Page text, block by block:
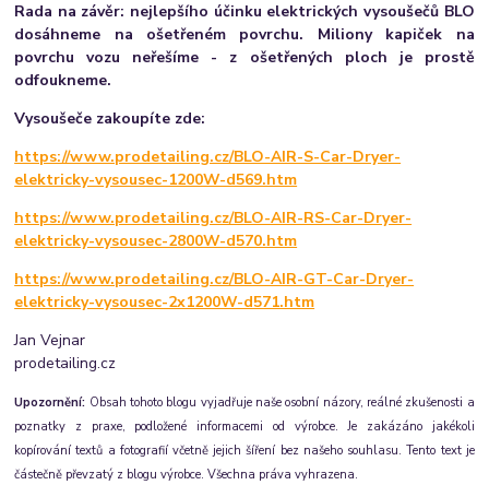
Rada na závěr: nejlepšího účinku elektrických vysoušečů BLO
dosáhneme na ošetřeném povrchu. Miliony kapiček na
povrchu vozu neřešíme - z ošetřených ploch je prostě
odfoukneme.
Vysoušeče zakoupíte zde:
https://www.prodetailing.cz/BLO-AIR-S-Car-Dryer-
elektricky-vysousec-1200W-d569.htm
https://www.prodetailing.cz/BLO-AIR-RS-Car-Dryer-
elektricky-vysousec-2800W-d570.htm
https://www.prodetailing.cz/BLO-AIR-GT-Car-Dryer-
elektricky-vysousec-2x1200W-d571.htm
Jan Vejnar
prodetailing.cz
Upozornění: Obsah tohoto blogu vyjadřuje naše osobní názory, reálné zkušenosti a
poznatky z praxe, podložené informacemi od výrobce. Je zakázáno jakékoli
kopírování textů a fotografií včetně jejich šíření bez našeho souhlasu. Tento text je
částečně převzatý z blogu výrobce. Všechna práva vyhrazena.